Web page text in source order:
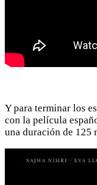
Y para terminar los
con la película
una duración de 125